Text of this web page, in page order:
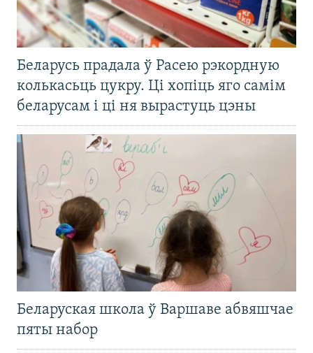
Беларусь прадала ў Расею рэкордную
колькасьць цукру. Ці хопіць яго самім
беларусам і ці ня вырастуць цэны
Беларуская школа ў Варшаве абвяшчае
пяты набор